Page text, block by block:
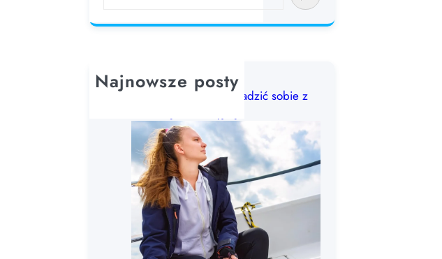
a
h
Najnowsze posty
Choroba morska: jak radzić sobie z